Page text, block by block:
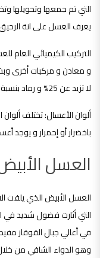
التي تم جمعها وتحويلها
يعرف العسل على انة
التركيب الكيميائي العام
و معادن و مركبات أخرى
لا تزيد عن 25% و رماد بنسبة لا تزيد عن 0.25% و سكروز بنسبة لا تزيد عن 8%.
ألوان الأعسال: تختلف
باخضرار أو إحمرار و يوجد
العسل
العسل الأبيض الذي يلفت
التي أثارت فضول شديد في
في أعالي جبال القوقاز
وهو الدواء الشافي من